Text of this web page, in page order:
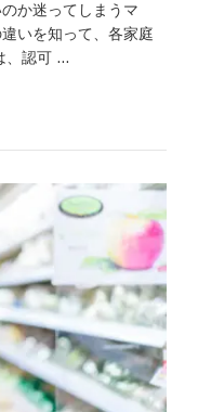
か迷ってしまうマ
いを知って、各家庭
、認可 …